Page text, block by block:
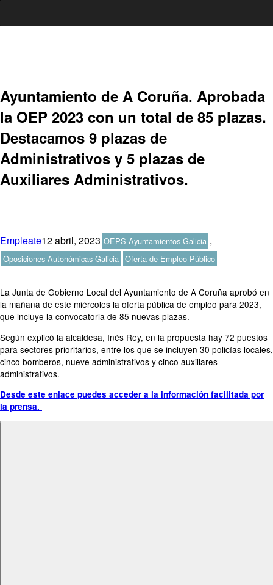
contenido
Ayuntamiento de A Coruña. Aprobada
la OEP 2023 con un total de 85 plazas.
Destacamos 9 plazas de
Administrativos y 5 plazas de
Auxiliares Administrativos.
Autor
EmpleatePublicado
el
12 abril, 2023 Categorías
OEPS Ayuntamientos Galicia ,
Oposiciones Autonómicas Galicia Etiquetas
Oferta de Empleo Público
La Junta de Gobierno Local del Ayuntamiento de A Coruña aprobó en
la mañana de este miércoles la oferta pública de empleo para 2023,
que incluye la convocatoria de 85 nuevas plazas.
Según explicó la alcaldesa, Inés Rey, en la propuesta hay 72 puestos
para sectores prioritarios, entre los que se incluyen 30 policías locales,
cinco bomberos, nueve administrativos y cinco auxiliares
administrativos.
Desde este enlace puedes acceder a la información facilitada por
la prensa.